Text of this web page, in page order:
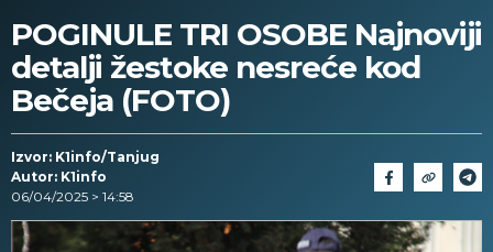
POGINULE TRI OSOBE Najnoviji
detalji žestoke nesreće kod
Bečeja (FOTO)
Izvor: K1info/Tanjug
Autor: K1info
06/04/2025 > 14:58